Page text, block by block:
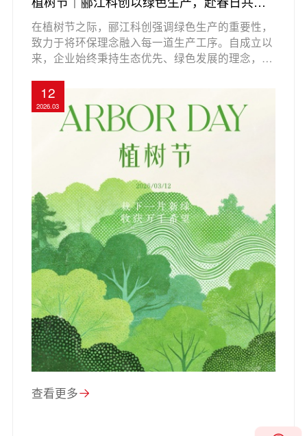
之约
在植树节之际，郦江科创强调绿色生产的重要性，
致力于将环保理念融入每一道生产工序。自成立以
来，企业始终秉持生态优先、绿色发展的理念，通
展。郦江科创的工业园区实施严格的环保措施，确
保生产过程中的废弃物最小化，并获得多项环境管
理认证，展现了其在绿色生产方面的责任与承诺。
12
2026.03
查看更多